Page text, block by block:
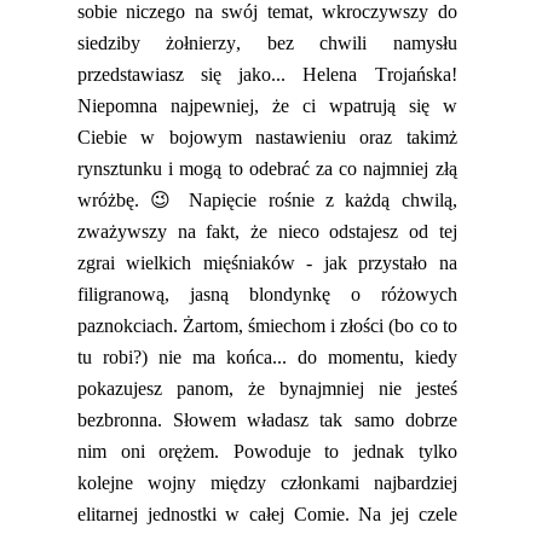
sobie niczego na swój temat, wkroczywszy do
siedziby żołnierzy, bez chwili namysłu
przedstawiasz się jako... Helena Trojańska!
Niepomna najpewniej, że ci wpatrują się w
Ciebie w bojowym nastawieniu oraz takimż
rynsztunku i mogą to odebrać za co najmniej złą
wróżbę. 😉
Napięcie rośnie z każdą chwilą,
zważywszy na fakt, że nieco odstajesz od tej
zgrai wielkich mięśniaków - jak przystało na
filigranową, jasną blondynkę o różowych
paznokciach. Żartom, śmiechom i złości (bo co to
tu robi?) nie ma końca... do momentu, kiedy
pokazujesz panom, że bynajmniej nie jesteś
bezbronna. Słowem władasz tak samo dobrze
nim oni orężem. Powoduje to jednak tylko
kolejne wojny między członkami najbardziej
elitarnej jednostkiw całej Comie. Na jej czele